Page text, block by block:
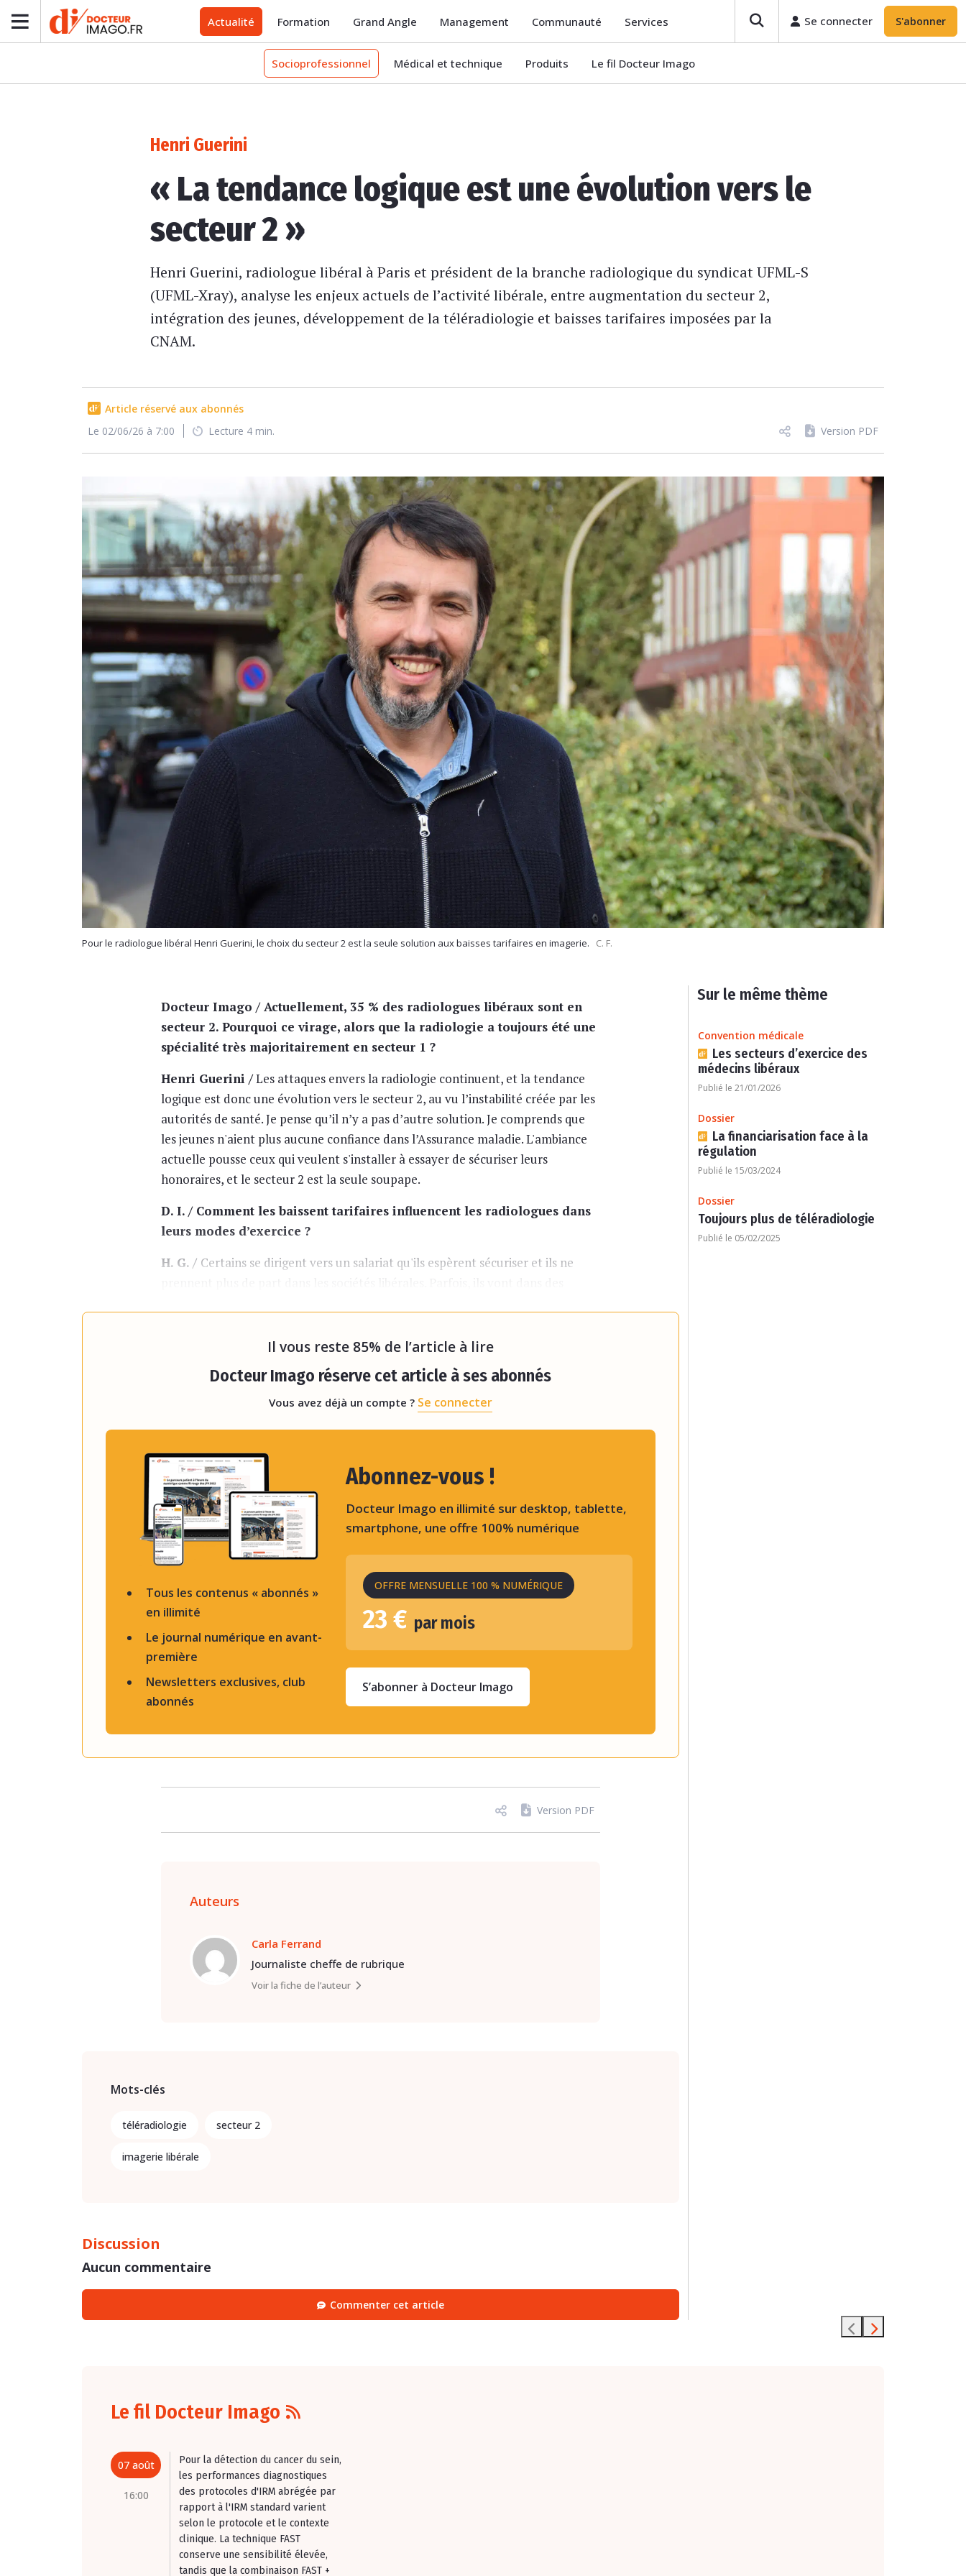
Actualité Formation Grand Angle Management Communauté Services Se connecter S'abonner
Socioprofessionnel Médical et technique Produits Le fil Docteur Imago
Henri Guerini
« La tendance logique est une évolution vers le
secteur 2 »
Henri Guerini, radiologue libéral à Paris et président de la branche radiologique du syndicat UFML-S
(UFML-Xray), analyse les enjeux actuels de l’activité libérale, entre augmentation du secteur 2,
intégration des jeunes, développement de la téléradiologie et baisses tarifaires imposées par la
CNAM.
Article réservé aux abonnés
Le 02/06/26 à 7:00
Lecture 4 min. Version PDF
Pour le radiologue libéral Henri Guerini, le choix du secteur 2 est la seule solution aux baisses tarifaires en imagerie. C. F.
Docteur Imago / Actuellement, 35 % des radiologues libéraux sont en
secteur 2. Pourquoi ce virage, alors que la radiologie a toujours été une
spécialité très majoritairement en secteur 1 ?
Henri Guerini /Les attaques envers la radiologie continuent, et la tendance
logique est donc une évolution vers le secteur 2, au vu l’instabilité créée par les
autorités de santé. Je pense qu’il n’y a pas d’autre solution. Je comprends que
les jeunes n'aient plus aucune confiance dans l’Assurance maladie. L'ambiance
actuelle pousse ceux qui veulent s'installer à essayer de sécuriser leurs
honoraires, et le secteur 2 est la seule soupape.
D. I. / Comment les baissent tarifaires influencent les radiologues dans
leurs modes d’exercice ?
H. G. / Certains se dirigent vers un salariat qu'ils espèrent sécuriser et ils ne
Il vous reste 85% de l’article à lire
Docteur Imago réserve cet article à ses abonnés
Vous avez déjà un compte ? Se connecter
Tous les contenus « abonnés »
en illimité
Le journal numérique en avant-
première
Newsletters exclusives, club
abonnés
Abonnez-vous !
Docteur Imago en illimité sur desktop, tablette,
smartphone, une offre 100% numérique
OFFRE MENSUELLE 100 % NUMÉRIQUE
23 € par mois
S’abonner à Docteur Imago
Version PDF
Auteurs
Carla Ferrand
Journaliste cheffe de rubrique
Voir la fiche de l’auteur
Mots-clés
téléradiologie secteur 2
imagerie libérale
Discussion
Aucun commentaire
Commenter cet article
Sur le même thème
Convention médicale
Les secteurs d’exercice des
médecins libéraux
Publié le 21/01/2026
Dossier
La financiarisation face à la
régulation
Publié le 15/03/2024
Dossier
Toujours plus de téléradiologie
Publié le 05/02/2025
Le fil Docteur Imago
07 août
16:00
Pour la détection du cancer du sein,
les performances diagnostiques
des protocoles d'IRM abrégée par
rapport à l'IRM standard varient
selon le protocole et le contexte
clinique. La technique FAST
conserve une sensibilité élevée,
tandis que la combinaison FAST +